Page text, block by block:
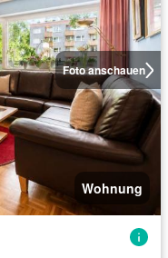
Foto anschauen
Wohnung